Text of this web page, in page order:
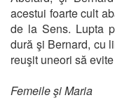
acestui foarte cult
de la Sens. Lupta
dură şi Bernard, cu
reuşit uneori să
Femeile şi Maria